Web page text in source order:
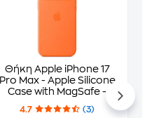
Θήκη Apple iPhone 17
Pro Max - Apple Silicone
Case with MagSafe -
Orange
4.7
(3)